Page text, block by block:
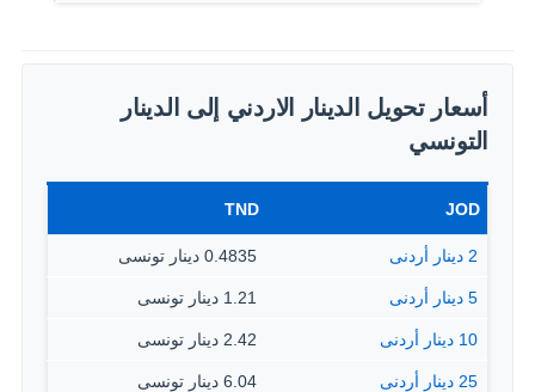
أسعار تحويل الدينار الاردني إلى الدينار
التونسي
JOD
TND
2 دينار أردنى 0.4835 دينار تونسى
5 دينار أردنى 1.21 دينار تونسى
10 دينار أردنى 2.42 دينار تونسى
25 دينار أردنى 6.04 دينار تونسى